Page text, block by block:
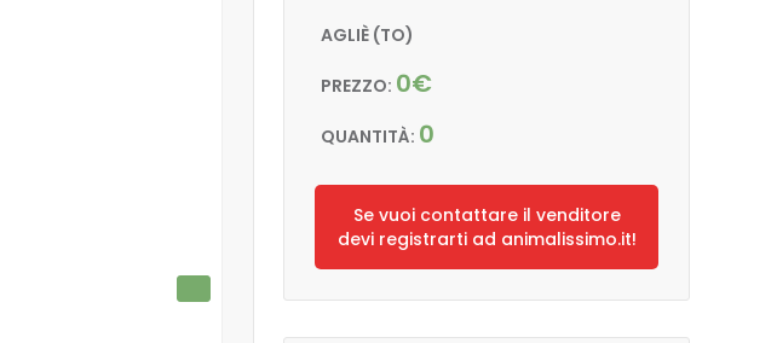
AGLIÈ (TO)
PREZZO: 0€
QUANTITÀ: 0
Se vuoi contattare il venditore
devi registrarti ad animalissimo.it!